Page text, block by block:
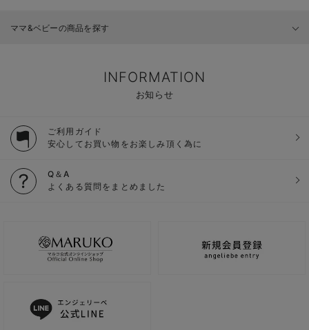
ママ&ベビーの商品を探す
INFORMATION
お知らせ
ご利用ガイド
安心してお買い物をお楽しみ頂く為に
Q＆A
よくある質問をまとめました